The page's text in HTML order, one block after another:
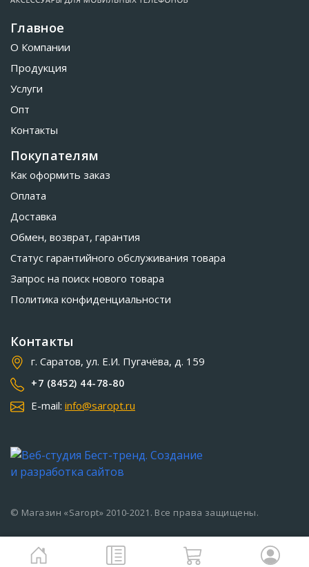
Главное
О Компании
Продукция
Услуги
Опт
Контакты
Покупателям
Как оформить заказ
Оплата
Доставка
Обмен, возврат, гарантия
Статус гарантийного обслуживания товара
Запрос на поиск нового товара
Политика конфиденциальности
Контакты
г. Саратов, ул. Е.И. Пугачёва, д. 159
+7 (8452) 44-78-80
E-mail: info@saropt.ru
© Магазин «Saropt» 2010-2021. Все права защищены.